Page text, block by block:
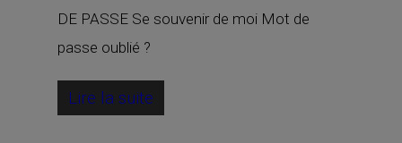
DE PASSE Se souvenir de moi Mot de
passe oublié ?
Lire la suite